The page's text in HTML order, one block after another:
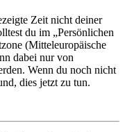
Zeit nicht deiner
du im „Persönlichen
(Mitteleuropäische
dabei nur von
Wenn du noch nicht
dies jetzt zu tun.